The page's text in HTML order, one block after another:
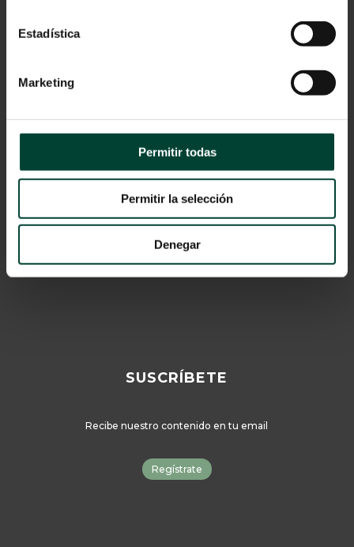
Estadística
Marketing
Permitir todas
Permitir la selección
Denegar
Política de privacidad
Cookies
© 2024 Vygon España
Catálogo
SUSCRÍBETE
Recibe nuestro contenido en tu email
Regístrate